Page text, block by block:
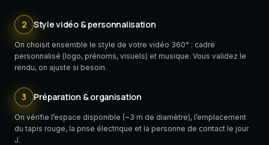
2 Style vidéo & personnalisation
On choisit ensemble le style de votre vidéo 360° : cadre
personnalisé (logo, prénoms, visuels) et musique. Vous validez le
rendu, on ajuste si besoin.
3 Préparation & organisation
On vérifie l’espace disponible (~3 m de diamètre), l’emplacement
du tapis rouge, la prise électrique et la personne de contact le jour
J.